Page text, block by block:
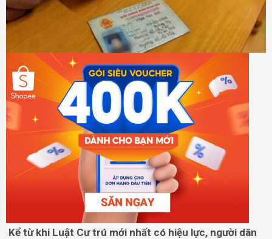
Kể từ khi Luật Cư trú mới nhất có hiệu lực, người dân